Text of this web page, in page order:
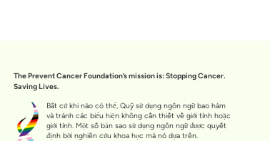
The Prevent Cancer Foundation’s mission is: Stopping Cancer.
Saving Lives.
Bất cứ khi nào có thể, Quỹ sử dụng ngôn ngữ bao hàm
và tránh các biểu hiện không cần thiết về giới tính hoặc
giới tính. Một số bản sao sử dụng ngôn ngữ được quyết
định bởi nghiên cứu khoa học mà nó dựa trên.